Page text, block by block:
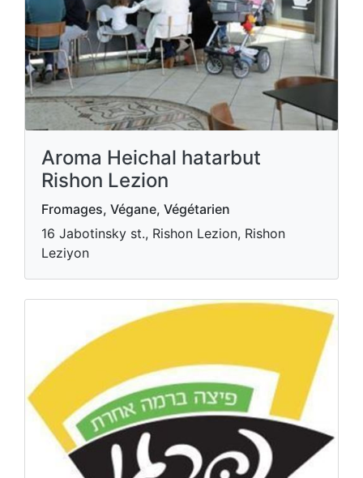
Aroma Heichal hatarbut
Rishon Lezion
Fromages, Végane, Végétarien
16 Jabotinsky st., Rishon Lezion, Rishon
Leziyon